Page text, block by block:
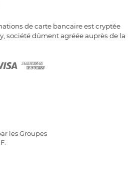
de carte bancaire est cryptée
société dûment agréée auprès de la
les Groupes